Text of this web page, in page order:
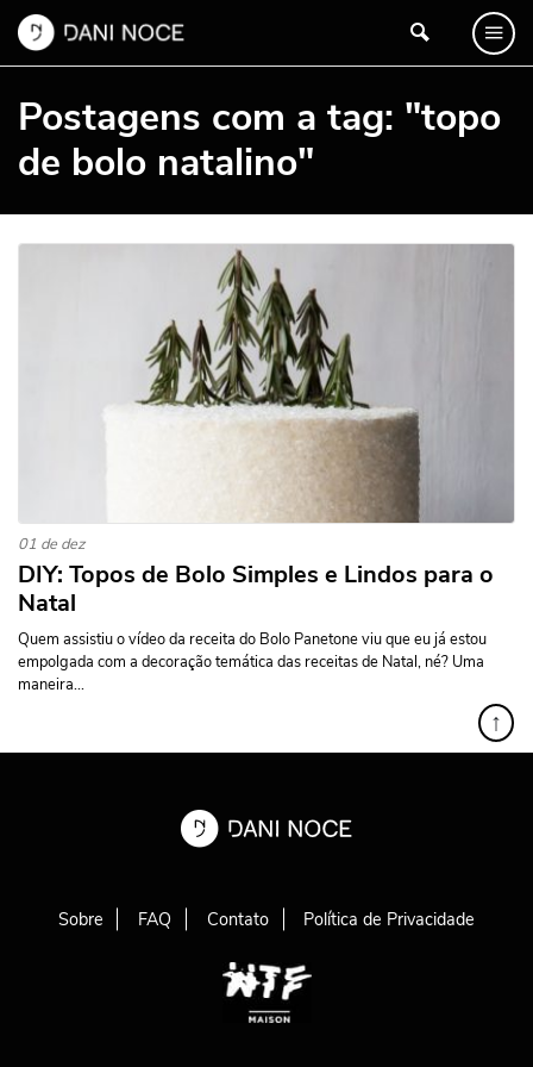
Postagens com a tag: "topo
de bolo natalino"
01 de dez
DIY: Topos de Bolo Simples e Lindos para o
Natal
Quem assistiu o vídeo da receita do Bolo Panetone viu que eu já estou
empolgada com a decoração temática das receitas de Natal, né? Uma
maneira...
↑
Sobre FAQ Contato Política de Privacidade